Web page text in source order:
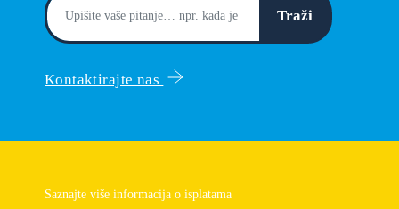
Traži
Kontaktirajte nas
Saznajte više informacija o isplatama